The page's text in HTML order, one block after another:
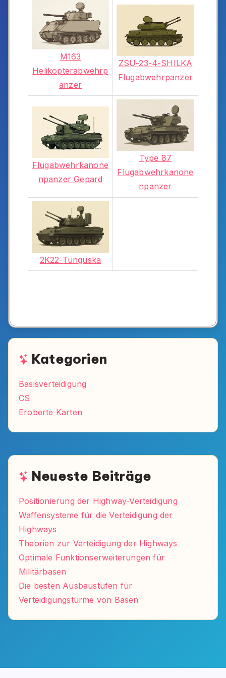
M163
Helikopterabwehrp
anzer
ZSU-23-4-SHILKA
Flugabwehrpanzer
Flugabwehrkanone
npanzer Gepard
Type 87
Flugabwehrkanone
npanzer
2K22-Tunguska
Kategorien
Basisverteidigung
CS
Eroberte Karten
Neueste Beiträge
Positionierung der Highway-Verteidigung
Waffensysteme für die Verteidigung der
Highways
Theorien zur Verteidigung der Highways
Optimale Funktionserweiterungen für
Militärbasen
Die besten Ausbaustufen für
Verteidigungstürme von Basen